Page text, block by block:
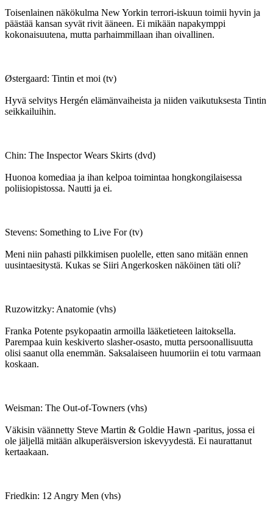
Toisenlainen näkökulma New Yorkin terrori-iskuun toimii hyvin ja
päästää kansan syvät rivit ääneen. Ei mikään napakymppi
kokonaisuutena, mutta parhaimmillaan ihan oivallinen.
Østergaard: Tintin et moi (tv)
Hyvä selvitys Hergén elämänvaiheista ja niiden vaikutuksesta Tintin
seikkailuihin.
Chin: The Inspector Wears Skirts (dvd)
Huonoa komediaa ja ihan kelpoa toimintaa hongkongilaisessa
poliisiopistossa. Nautti ja ei.
Stevens: Something to Live For (tv)
Meni niin pahasti pilkkimisen puolelle, etten sano mitään ennen
uusintaesitystä. Kukas se Siiri Angerkosken näköinen täti oli?
Ruzowitzky: Anatomie (vhs)
Franka Potente psykopaatin armoilla lääketieteen laitoksella.
Parempaa kuin keskiverto slasher-osasto, mutta persoonallisuutta
olisi saanut olla enemmän. Saksalaiseen huumoriin ei totu varmaan
koskaan.
Weisman: The Out-of-Towners (vhs)
Väkisin väännetty Steve Martin & Goldie Hawn ‑paritus, jossa ei
ole jäljellä mitään alkuperäisversion iskevyydestä. Ei naurattanut
kertaakaan.
Friedkin: 12 Angry Men (vhs)